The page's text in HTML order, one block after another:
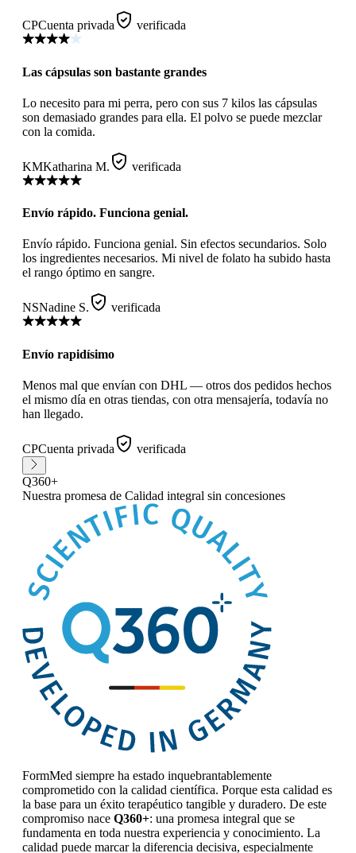
CPCuenta privada verificada
Las cápsulas son bastante grandes
Lo necesito para mi perra, pero con sus 7 kilos las cápsulas
son demasiado grandes para ella. El polvo se puede mezclar
con la comida.
KMKatharina M. verificada
Envío rápido. Funciona genial.
Envío rápido. Funciona genial. Sin efectos secundarios. Solo
los ingredientes necesarios. Mi nivel de folato ha subido hasta
el rango óptimo en sangre.
NSNadine S. verificada
Envío rapidísimo
Menos mal que envían con DHL — otros dos pedidos hechos
el mismo día en otras tiendas, con otra mensajería, todavía no
han llegado.
CPCuenta privada verificada
Q360+
Nuestra promesa de Calidad integral sin concesiones
FormMed siempre ha estado inquebrantablemente
comprometido con la calidad científica. Porque esta calidad es
la base para un éxito terapéutico tangible y duradero. De este
compromiso nace Q360+: una promesa integral que se
fundamenta en toda nuestra experiencia y conocimiento. La
calidad puede marcar la diferencia decisiva, especialmente